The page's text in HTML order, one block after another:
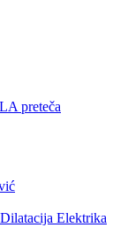
preteča
Elektrika